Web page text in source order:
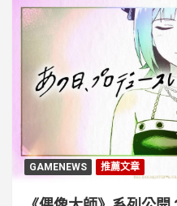
GAMENEWS 推薦文章